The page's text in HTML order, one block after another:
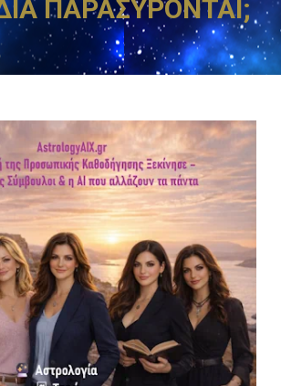
ΠΑΡΑΣΥΡΟΝΤΑΙ;